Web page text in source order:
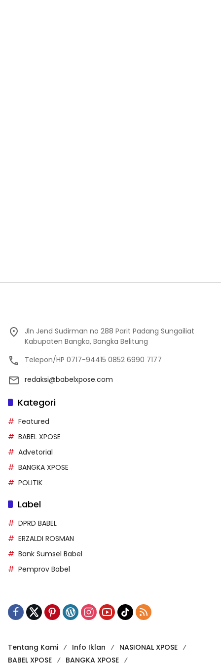
Jln Jend Sudirman no 288 Parit Padang Sungailiat
Kabupaten Bangka, Bangka Belitung
Telepon/HP 0717-94415 0852 6990 7177
redaksi@babelxpose.com
Kategori
Featured
BABEL XPOSE
Advetorial
BANGKA XPOSE
POLITIK
Label
DPRD BABEL
ERZALDI ROSMAN
Bank Sumsel Babel
Pemprov Babel
Tentang Kami Info Iklan
NASIONAL XPOSE
BABEL XPOSE
BANGKA XPOSE